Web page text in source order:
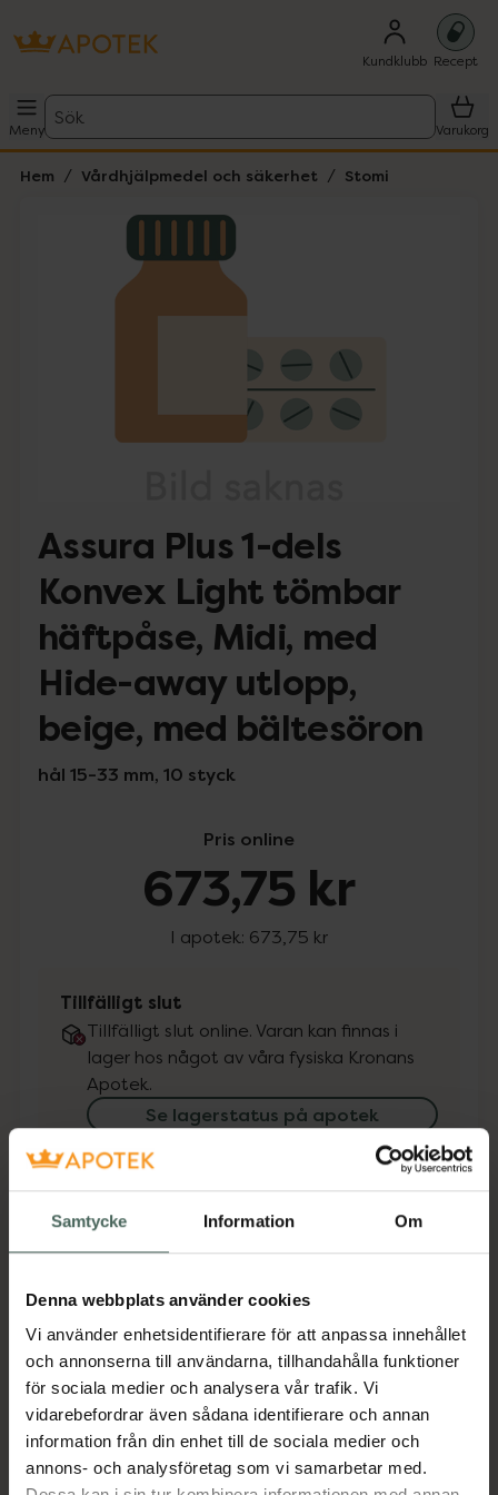
Samtycke Information Om
Denna webbplats använder cookies
Vi använder enhetsidentifierare för att anpassa innehållet
och annonserna till användarna, tillhandahålla funktioner
för sociala medier och analysera vår trafik. Vi
vidarebefordrar även sådana identifierare och annan
information från din enhet till de sociala medier och
annons- och analysföretag som vi samarbetar med.
Kundklubb Recept
Meny
Sök
Varukorg
Hem Vårdhjälpmedel och säkerhet Stomi
Lista: . Innehåller 1 objekt.
Assura Plus 1-dels
Konvex Light tömbar
häftpåse, Midi, med
Hide-away utlopp,
beige, med bältesöron
hål 15-33 mm, 10 styck
Pris online
673,75 kr
I apotek: 673,75 kr
Tillfälligt slut
Tillfälligt slut online. Varan kan finnas i
lager hos något av våra fysiska Kronans
Apotek.
Se lagerstatus på apotek
Få mejl när varan finns i lager online
Din e-postadress
Jag accepterar villkoren
Spara
Aktuella erbjudanden
Beskrivning Dölj